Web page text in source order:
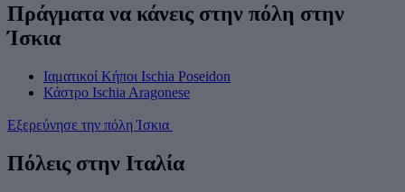
Πράγματα να κάνεις στην πόλη στην
Ίσκια
Ιαματικοί Κήποι Ischia Poseidon
Κάστρο Ischia Aragonese
Εξερεύνησε την πόλη Ίσκια
Πόλεις στην Ιταλία